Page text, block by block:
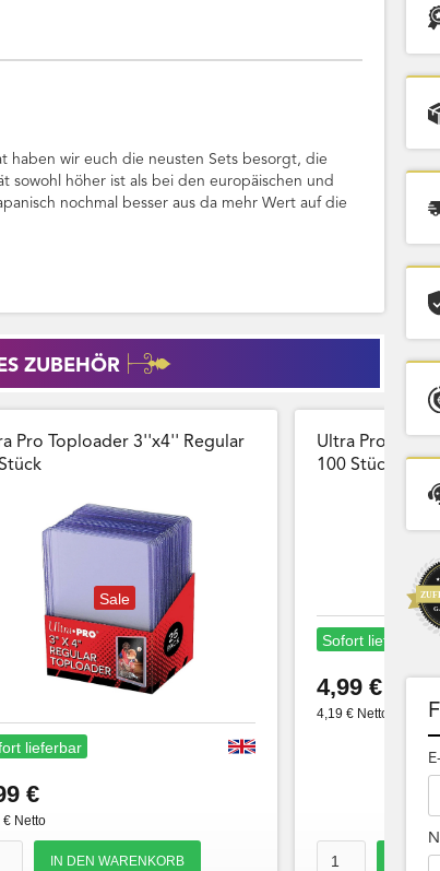
haben wir euch die neusten Sets besorgt, die
sowohl höher ist als bei den europäischen und
nochmal besser aus da mehr Wert auf die
ZUBEHÖR
Pro Toploader 3''x4'' Regular
Sale
lieferbar
€
€ Netto
Ultra Pro Card
100 Stück
Sofort lieferbar
4,99 €
4,19 € Netto